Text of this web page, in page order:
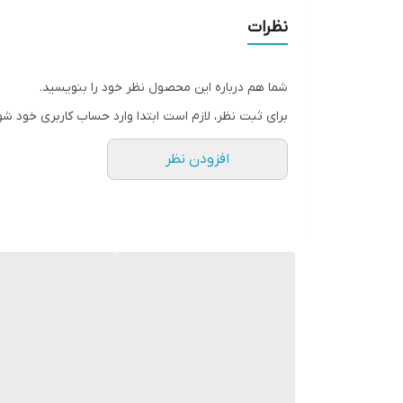
نظرات
شما هم درباره این محصول نظر خود را بنویسید.
برای ثبت نظر، لازم است ابتدا وارد حساب کاربری خود
افزودن نظر